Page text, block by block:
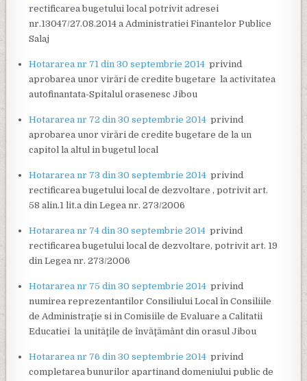
rectificarea bugetului local potrivit adresei
nr.13047/27.08.2014 a Administratiei Finantelor Publice
Salaj
Hotararea nr 71 din 30 septembrie 2014 privind
aprobarea unor virări de credite bugetare la activitatea
autofinantata-Spitalul orasenesc Jibou
Hotararea nr 72 din 30 septembrie 2014 privind
aprobarea unor virări de credite bugetare de la un
capitol la altul in bugetul local
Hotararea nr 73 din 30 septembrie 2014 privind
rectificarea bugetului local de dezvoltare , potrivit art.
58 alin.1 lit.a din Legea nr. 273/2006
Hotararea nr 74 din 30 septembrie 2014 privind
rectificarea bugetului local de dezvoltare, potrivit art. 19
din Legea nr. 273/2006
Hotararea nr 75 din 30 septembrie 2014 privind
numirea reprezentantilor Consiliului Local în Consiliile
de Administraţie si in Comisiile de Evaluare a Calitatii
Educatiei la unităţile de învăţământ din orasul Jibou
Hotararea nr 76 din 30 septembrie 2014 privind
completarea bunurilor apartinand domeniului public de